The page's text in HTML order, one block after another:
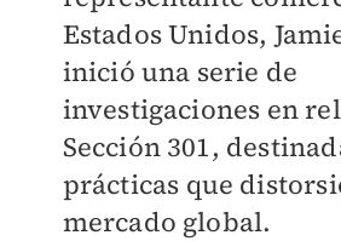
Estados Unidos,
inició una serie de
investigaciones en
Sección 301,
prácticas que
mercado global.